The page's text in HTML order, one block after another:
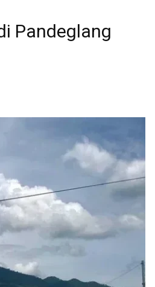
Pandeglang